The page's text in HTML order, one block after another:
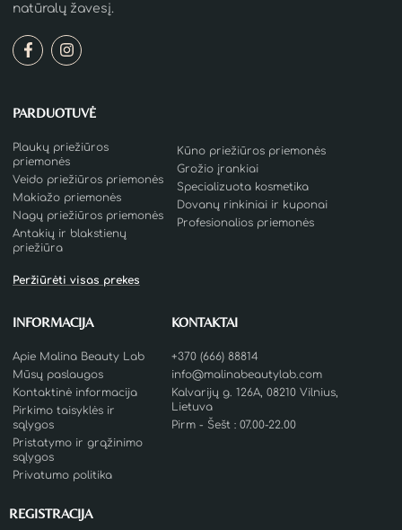
natūralų žavesį.
PARDUOTUVĖ
Plaukų priežiūros
priemonės
Veido priežiūros priemonės
Makiažo priemonės
Nagų priežiūros priemonės
Antakių ir blakstienų
priežiūra
Peržiūrėti visas prekes
Kūno priežiūros priemonės
Grožio įrankiai
Specializuota kosmetika
Dovanų rinkiniai ir kuponai
Profesionalios priemonės
INFORMACIJA
Apie Malina Beauty Lab
Mūsų paslaugos
Kontaktinė informacija
Pirkimo taisyklės ir
sąlygos
Pristatymo ir grąžinimo
sąlygos
Privatumo politika
KONTAKTAI
+370 (666) 88814
info@malinabeautylab.com
Kalvarijų g. 126A, 08210 Vilnius,
Lietuva
Pirm - Šešt : 07.00-22.00
REGISTRACIJA